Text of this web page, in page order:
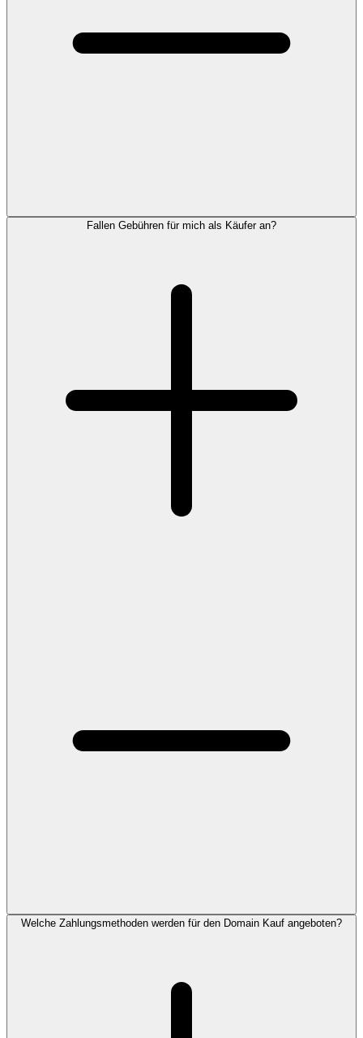
Fallen Gebühren für mich als Käufer an?
Welche Zahlungsmethoden werden für den Domain Kauf angeboten?